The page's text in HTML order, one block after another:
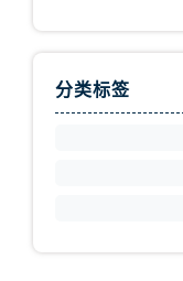
分类标签